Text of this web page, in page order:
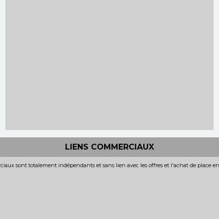
LIENS COMMERCIAUX
sont totalement indépendants et sans lien avec les offres et l'achat de place